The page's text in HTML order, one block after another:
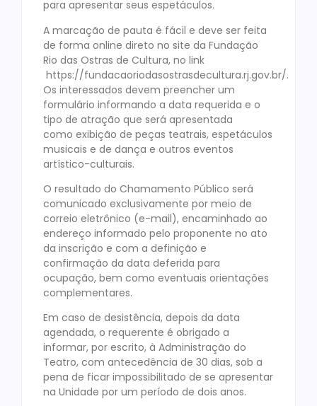
para apresentar seus espetáculos.
A marcação de pauta é fácil e deve ser feita
de forma online direto no site da Fundação
Rio das Ostras de Cultura, no link
https://fundacaoriodasostrasdecultura.rj.gov.br/.
Os interessados devem preencher um
formulário informando a data requerida e o
tipo de atração que será apresentada
como exibição de peças teatrais, espetáculos
musicais e de dança e outros eventos
artístico-culturais.
O resultado do Chamamento Público será
comunicado exclusivamente por meio de
correio eletrônico (e-mail), encaminhado ao
endereço informado pelo proponente no ato
da inscrição e com a definição e
confirmação da data deferida para
ocupação, bem como eventuais orientações
complementares.
Em caso de desistência, depois da data
agendada, o requerente é obrigado a
informar, por escrito, à Administração do
Teatro, com antecedência de 30 dias, sob a
pena de ficar impossibilitado de se apresentar
na Unidade por um período de dois anos.